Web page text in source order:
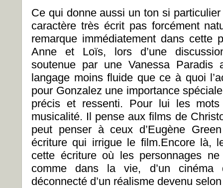
Ce qui donne aussi un ton si
caractère très écrit pas forcément
remarque immédiatement dans cette
Anne et Loïs, lors d’une
soutenue par une Vanessa Paradis
langage moins fluide que ce à quoi
pour Gonzalez une importance
précis et ressenti. Pour lui les
musicalité. Il pense aux films de
peut penser à ceux d’Eugène
écriture qui irrigue le film.Encore là,
cette écriture où les personnages
comme dans la vie, d’un cinéma
déconnecté d’un réalisme devenu